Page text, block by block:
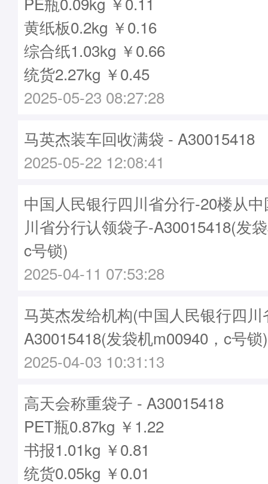
黄纸板0.2kg ￥0.16
综合纸1.03kg ￥0.66
统货2.27kg ￥0.45
2025-05-23 08:27:28
马英杰装车回收满袋 - A30015418
2025-05-22 12:08:41
中国人民银行四川省分行-20楼从
川省分行认领袋子-A30015418(发
c号锁)
2025-04-11 07:53:28
马英杰发给机构(中国人民银行四
A30015418(发袋机m00940，c号锁)
2025-04-03 10:31:13
高天会称重袋子 - A30015418
PET瓶0.87kg ￥1.22
书报1.01kg ￥0.81
统货0.05kg ￥0.01